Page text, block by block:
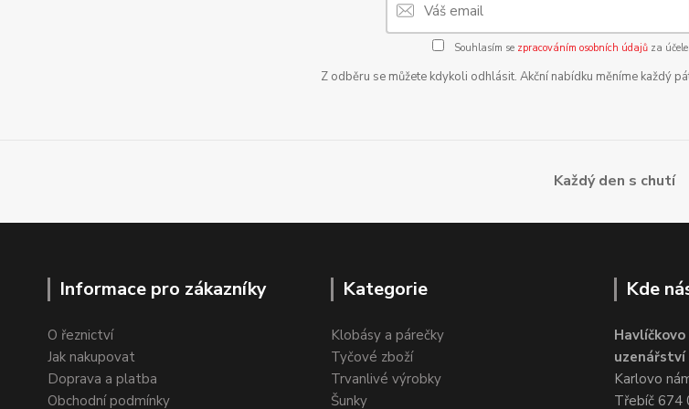
Souhlasím se zpracováním osobních údajůza
Z odběru se můžete kdykoli odhlásit. Akční nabídku měníme každý
Každý den s chutí
Informace pro zákazníky
O řeznictví
Jak nakupovat
Doprava a platba
Obchodní podmínky
Kategorie
Klobásy a párečky
Tyčové zboží
Trvanlivé výrobky
Šunky
Kde
uzenářství
Karlovo
Třebíč 674